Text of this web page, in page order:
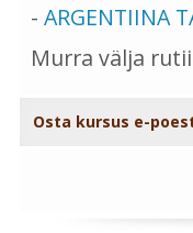
- ARGENTIINA
Murra välja
Osta kursus e-